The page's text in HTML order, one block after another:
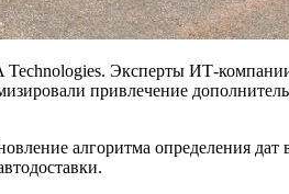
Эксперты ИТ-
привлечение
алгоритма определения